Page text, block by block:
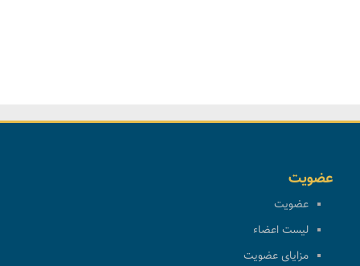
عضویت
عضویت
لیست اعضاء
مزایای عضویت